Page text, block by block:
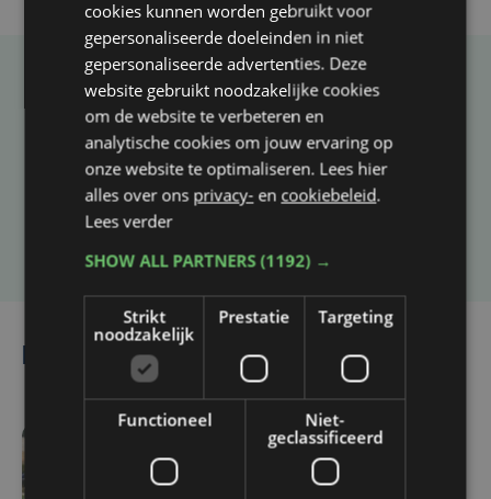
Taalfout opgemerkt?
Heb je een taal- of schrijffout opgemerkt in dit
artikel?
Laat het ons weten
Lees ook
vr 7 augustus | 16:12
Zulte Waregem start
cookies kunnen worden gebruikt voor
gepersonaliseerde doeleinden in niet
gepersonaliseerde advertenties. Deze
website gebruikt noodzakelijke cookies
om de website te verbeteren en
analytische cookies om jouw ervaring op
onze website te optimaliseren. Lees hier
alles over ons privacy- en cookiebeleid.
Lees verder
SHOW ALL PARTNERS(1192) →
Strikt
noodzakelijk
Prestatie Targeting
Functioneel
Niet-
geclassificeerd